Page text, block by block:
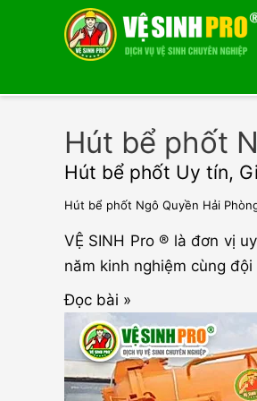
Hút bể phốt
Hút bể phốt Uy tín,
Hút bể phốt Ngô Quyền Hải
VỆ SINH Pro ® là đơn vị
năm kinh nghiệm cùng
Hút
phốt
Uy
Đọc bài »